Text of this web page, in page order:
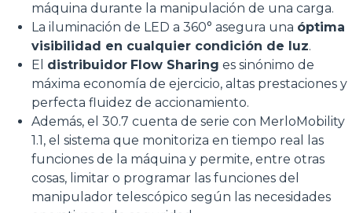
máquina durante la manipulación de una carga.
La iluminación de LED a 360° asegura una óptima
visibilidad en cualquier condición de luz.
El distribuidor Flow Sharing es sinónimo de
máxima economía de ejercicio, altas prestaciones y
perfecta fluidez de accionamiento.
Además, el 30.7 cuenta de serie con MerloMobility
1.1, el sistema que monitoriza en tiempo real las
funciones de la máquina y permite, entre otras
cosas, limitar o programar las funciones del
manipulador telescópico según las necesidades